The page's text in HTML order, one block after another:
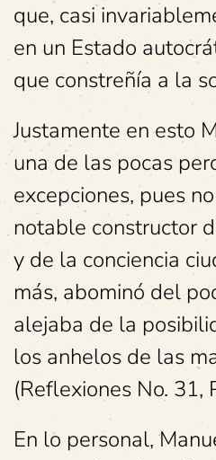
que, casi
en un Estado
que constreñía a la
Justamente en esto
una de las pocas
excepciones, pues
notable constructor
y de la conciencia
más, abominó del
alejaba de la
los anhelos de las
(Reflexiones No. 31,
En lo personal,